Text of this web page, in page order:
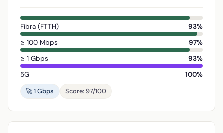
Fibra (FTTH)
93%
≥ 100 Mbps
97%
≥ 1 Gbps
93%
5G
100%
🚀 1 Gbps
Score: 97/100